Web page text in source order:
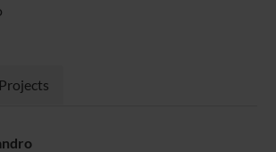
Projects